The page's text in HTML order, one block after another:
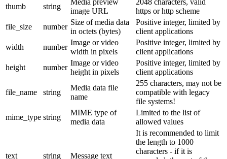
thumb
string
Media preview
image URL
2048 characters, valid
https or http scheme
file_size
number
Size of media data
in octets (bytes)
Positive integer, limited by
client applications
width
number
Image or video
width in pixels
Positive integer, limited by
client applications
height
number
Image or video
height in pixels
Positive integer, limited by
client applications
file_name string
Media data file
name
255 characters, may not be
compatible with legacy
file systems!
mime_type string
MIME type of
media data
Limited to the list of
allowed values
text string Message text
It is recommended to limit
the length to 1000
characters - if it is